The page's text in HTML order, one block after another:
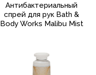
Антибактериальный
спрей для рук Bath &
Body Works Malibu Mist